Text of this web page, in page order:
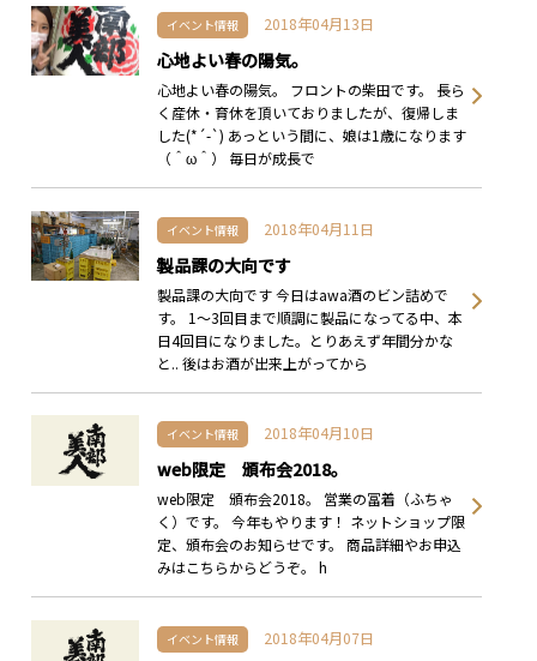
イベント情報 2018年04月13日
心地よい春の陽気。
心地よい春の陽気。 フロントの柴田です。 長ら
く産休・育休を頂いておりましたが、復帰しま
した(*´-`) あっという間に、娘は1歳になります
（＾ω＾） 毎日が成長で
イベント情報 2018年04月11日
製品課の大向です
製品課の大向です 今日はawa酒のビン詰めで
す。 1～3回目まで順調に製品になってる中、本
日4回目になりました。とりあえず年間分かな
と.. 後はお酒が出来上がってから
イベント情報 2018年04月10日
web限定 頒布会2018。
web限定 頒布会2018。 営業の冨着（ふちゃ
く）です。 今年もやります！ ネットショップ限
定、頒布会のお知らせです。 商品詳細やお申込
みはこちらからどうぞ。 h
イベント情報 2018年04月07日